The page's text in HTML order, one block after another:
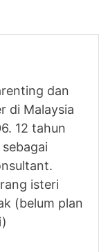
dan
di Malaysia
12 tahun
isteri
(belum plan